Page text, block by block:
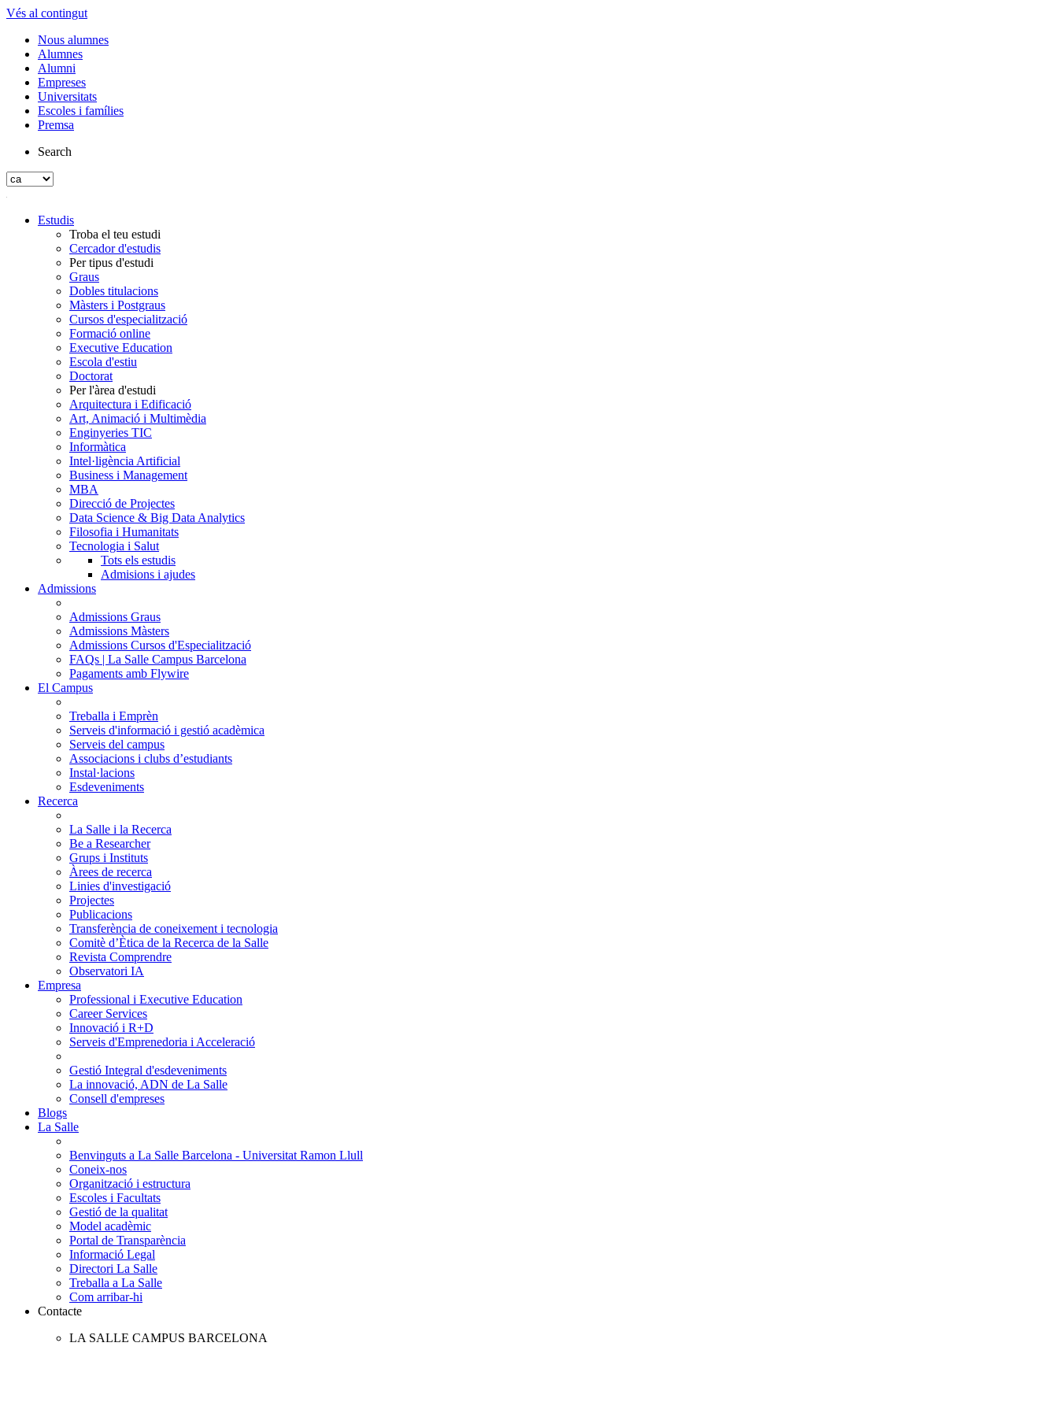
Vés al contingut
Nous alumnes
Alumnes
Alumni
Empreses
Universitats
Escoles i famílies
Premsa
Search
Estudis
Troba el teu estudi
Cercador d'estudis
Per tipus d'estudi
Graus
Dobles titulacions
Màsters i Postgraus
Cursos d'especialització
Formació online
Executive Education
Escola d'estiu
Doctorat
Per l'àrea d'estudi
Arquitectura i Edificació
Art, Animació i Multimèdia
Enginyeries TIC
Informàtica
Intel·ligència Artificial
Business i Management
MBA
Direcció de Projectes
Data Science & Big Data Analytics
Filosofia i Humanitats
Tecnologia i Salut
Tots els estudis
Admisions i ajudes
Admissions
Admissions Graus
Admissions Màsters
Admissions Cursos d'Especialització
FAQs | La Salle Campus Barcelona
Pagaments amb Flywire
El Campus
Treballa i Emprèn
Serveis d'informació i gestió acadèmica
Serveis del campus
Associacions i clubs d’estudiants
Instal·lacions
Esdeveniments
Recerca
La Salle i la Recerca
Be a Researcher
Grups i Instituts
Àrees de recerca
Linies d'investigació
Projectes
Publicacions
Transferència de coneixement i tecnologia
Comitè d’Ètica de la Recerca de la Salle
Revista Comprendre
Observatori IA
Empresa
Professional i Executive Education
Career Services
Innovació i R+D
Serveis d'Emprenedoria i Acceleració
Gestió Integral d'esdeveniments
La innovació, ADN de La Salle
Consell d'empreses
Blogs
La Salle
Benvinguts a La Salle Barcelona - Universitat Ramon Llull
Coneix-nos
Organització i estructura
Escoles i Facultats
Gestió de la qualitat
Model acadèmic
Portal de Transparència
Informació Legal
Directori La Salle
Treballa a La Salle
Com arribar-hi
Contacte
LA SALLE CAMPUS BARCELONA